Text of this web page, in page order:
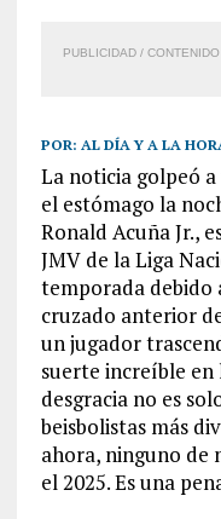
PUBLICIDAD /
POR: AL DÍA Y A LA
La noticia golpeó
el estómago la
Ronald Acuña Jr.,
JMV de la Liga
temporada debido
cruzado anterior
un jugador
suerte increíble en
desgracia no es
beisbolistas más
ahora, ninguno de
el 2025. Es una